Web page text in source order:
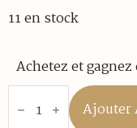
11 en stock
Achetez et
quantité
Rooibos Ajouter